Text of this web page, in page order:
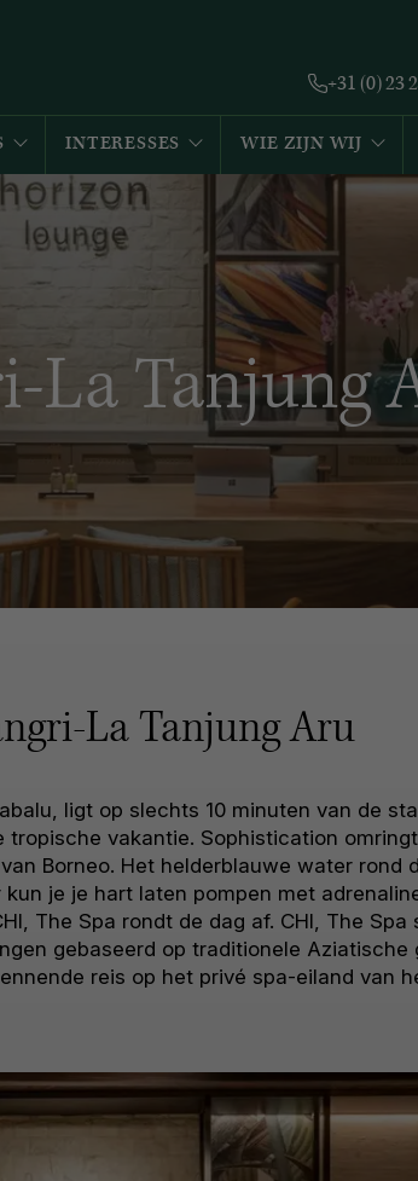
+31 (0) 23
INTERESSES WIE ZIJN WIJ
La Tanjung
La Tanjung Aru
ligt op slechts 10 minuten van de
vakantie. Sophistication
Borneo. Het helderblauwe water rond
je je hart laten pompen met
The Spa rondt de dag af. CHI, The
gebaseerd op traditionele
reis op het privé spa-eiland van